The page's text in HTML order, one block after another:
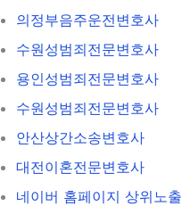
의정부음주운전변호사
수원성범죄전문변호사
용인성범죄전문변호사
수원성범죄전문변호사
안산상간소송변호사
대전이혼전문변호사
네이버 홈페이지 상위노출